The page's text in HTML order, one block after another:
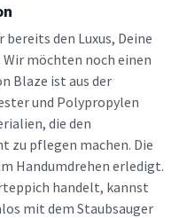
den Luxus, Deine
Wir möchten noch einen
Blaze ist aus der
und Polypropylen
die den
zu pflegen machen. Die
Handumdrehen erledigt.
handelt, kannst
mit dem Staubsauger